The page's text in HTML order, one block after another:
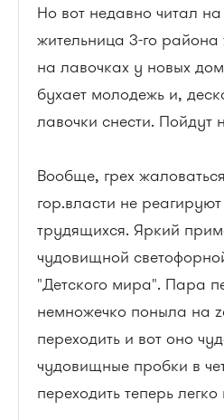
Но вот недавно читал
жительница 3-го
на лавочках у новых
бухает молодежь и,
лавочки снести. Пойдут
Вообще, грех
гор.власти не
трудящихся. Яркий
чудовищной
"Детского мира". Пара
немножечко поныла на
переходить и вот оно
чудовищные пробки в
переходить теперь